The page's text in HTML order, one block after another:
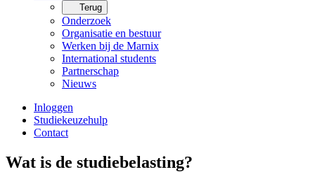
Terug
Onderzoek
Organisatie en bestuur
Werken bij de Marnix
International students
Partnerschap
Nieuws
Inloggen
Studiekeuzehulp
Contact
Wat is de studiebelasting?